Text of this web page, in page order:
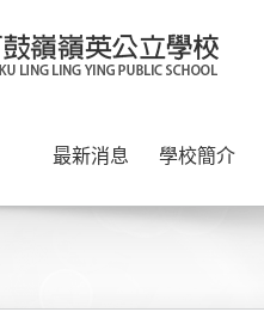
最新消息 學校簡介